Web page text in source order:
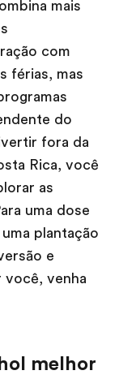
mais
com
férias, mas
do
fora da
Rica, você
as
uma dose
plantação
e
você, venha
melhor